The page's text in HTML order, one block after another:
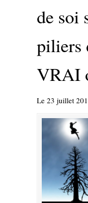
de soi
piliers
VRAI
Le 23 juillet